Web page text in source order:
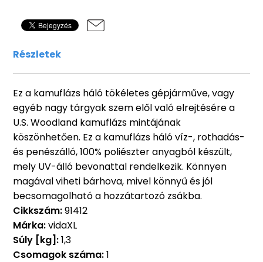
Részletek
Ez a kamuflázs háló tökéletes gépjárműve, vagy
egyéb nagy tárgyak szem elől való elrejtésére a
U.S. Woodland kamuflázs mintájának
köszönhetően. Ez a kamuflázs háló víz-, rothadás-
és penészálló, 100% poliészter anyagból készült,
mely UV-álló bevonattal rendelkezik. Könnyen
magával viheti bárhova, mivel könnyű és jól
becsomagolható a hozzátartozó zsákba.
Cikkszám:91412
Márka:vidaXL
Súly [kg]:1,3
Csomagok száma:1